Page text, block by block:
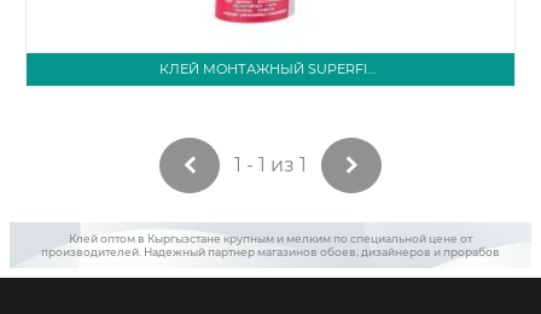
КЛЕЙ МОНТАЖНЫЙ SUPERFIX COSCA DECOR, 400 Г
1 - 1 из 1
Клей оптом в Кыргызстане крупным и мелким по специальной цене от
производителей. Надежный партнер магазинов обоев, дизайнеров и прорабов